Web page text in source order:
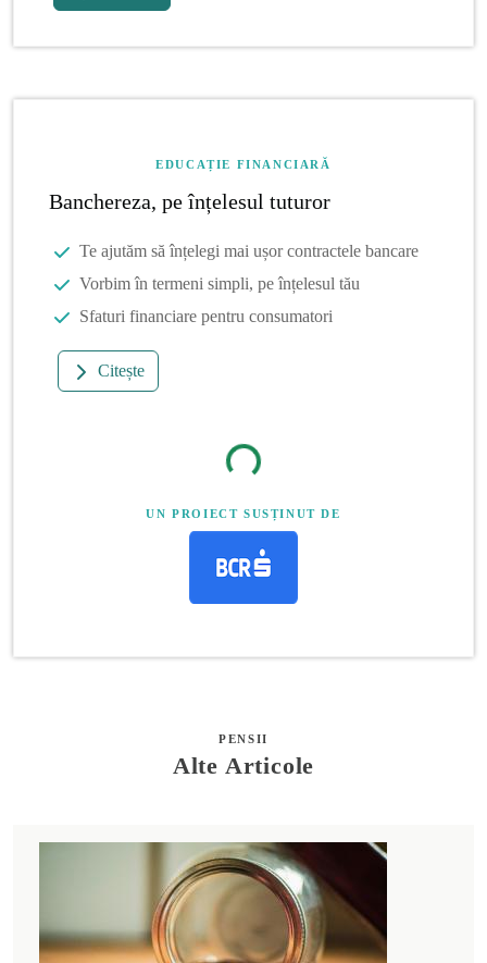
EDUCAȚIE FINANCIARĂ
Banchereza, pe înțelesul tuturor
Te ajutăm să înțelegi mai ușor contractele bancare
Vorbim în termeni simpli, pe înțelesul tău
Sfaturi financiare pentru consumatori
Citește
UN PROIECT SUSȚINUT DE
PENSII
Alte Articole